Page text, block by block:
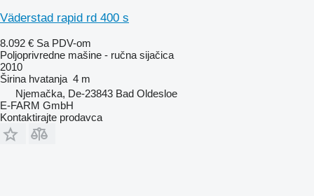
Väderstad rapid rd 400 s
8.092 € Sa PDV-om
Poljoprivredne mašine - ručna sijačica
2010
Širina hvatanja 4 m
Njemačka, De-23843 Bad Oldesloe
E-FARM GmbH
Kontaktirajte prodavca